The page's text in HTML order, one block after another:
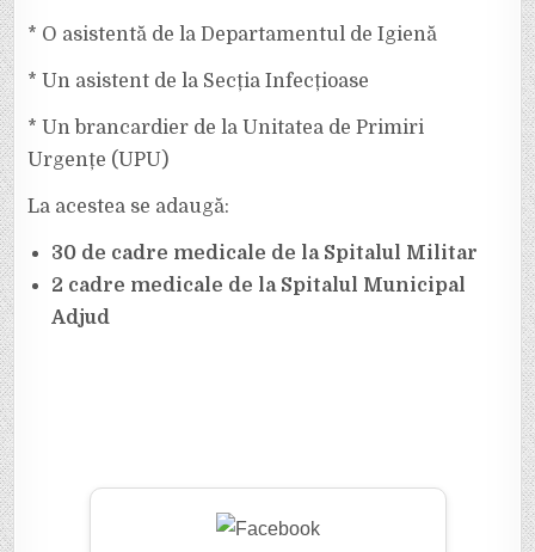
* O asistentă de la Departamentul de Igienă
* Un asistent de la Secția Infecțioase
* Un brancardier de la Unitatea de Primiri
Urgențe (UPU)
La acestea se adaugă:
30 de cadre medicale de la Spitalul Militar
2 cadre medicale de la Spitalul Municipal
Adjud